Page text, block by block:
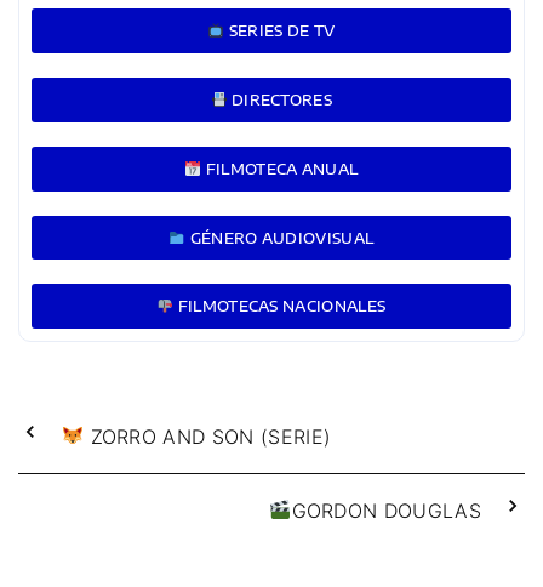
SERIES DE TV
DIRECTORES
FILMOTECA ANUAL
GÉNERO AUDIOVISUAL
FILMOTECAS NACIONALES
ZORRO AND SON (SERIE)
GORDON DOUGLAS